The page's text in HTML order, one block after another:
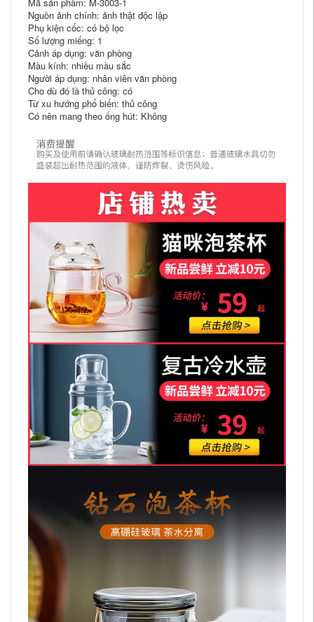
Nguồn ảnh chính: ảnh thật độc lập
Phụ kiện cốc: có bộ lọc
Số lượng miếng: 1
Cảnh áp dụng: văn phòng
Màu kính: nhiều màu sắc
Người áp dụng: nhân viên văn phòng
Cho dù đó là thủ công: có
Từ xu hướng phổ biến: thủ công
Có nên mang theo ống hút: Không